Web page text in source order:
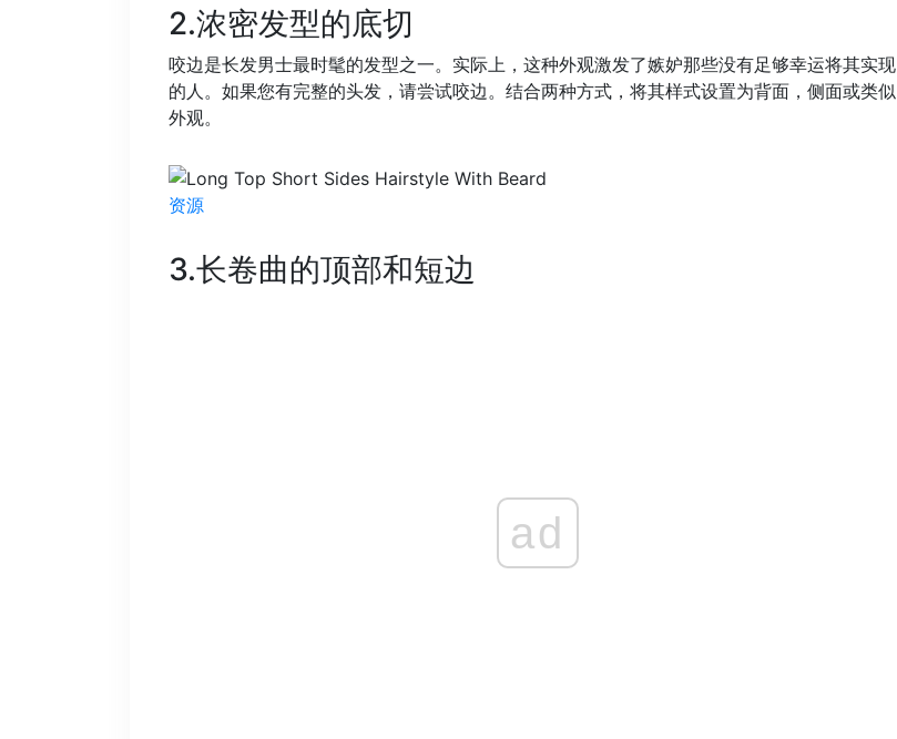
2.浓密发型的底切
咬边是长发男士最时髦的发型之一。实际上，这种外观激发了嫉妒那些没有足够幸运将其实现
的人。如果您有完整的头发，请尝试咬边。结合两种方式，将其样式设置为背面，侧面或类似
外观。
资源
3.长卷曲的顶部和短边
ad